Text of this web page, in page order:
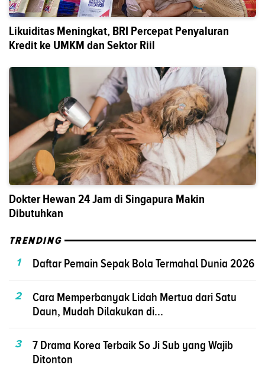
Likuiditas Meningkat, BRI Percepat Penyaluran
Kredit ke UMKM dan Sektor Riil
Dokter Hewan 24 Jam di Singapura Makin
Dibutuhkan
TRENDING
1
Daftar Pemain Sepak Bola Termahal Dunia 2026
2
Cara Memperbanyak Lidah Mertua dari Satu
Daun, Mudah Dilakukan di...
3
7 Drama Korea Terbaik So Ji Sub yang Wajib
Ditonton